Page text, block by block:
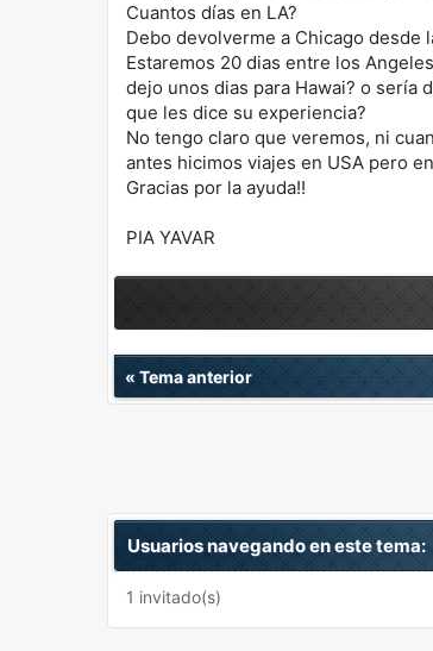
Cuantos días en LA?
Debo devolverme a Chicago desde
Estaremos 20 dias entre los
dejo unos dias para Hawai? o sería
que les dice su experiencia?
No tengo claro que veremos, ni
antes hicimos viajes en USA pero
Gracias por la ayuda!!
PIA YAVAR
« Tema anterior
Usuarios navegando en este tema:
1 invitado(s)